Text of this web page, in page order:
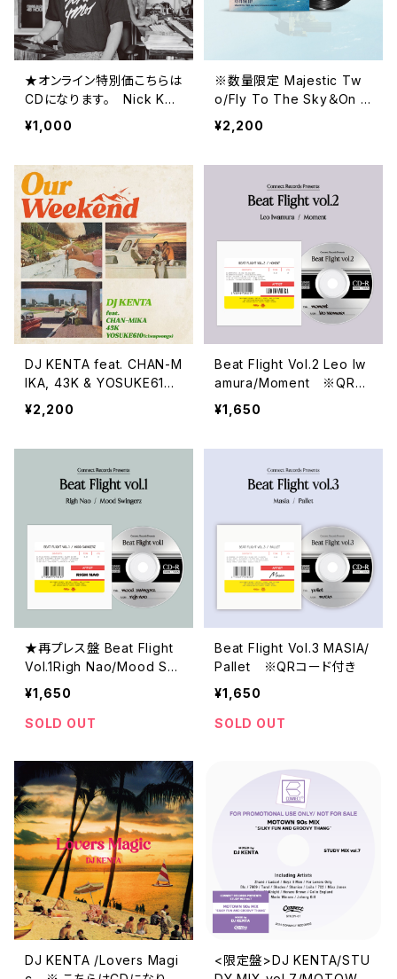
★オンライン特別価こちらは
CDになります。 Nick Kur
osawa + Ohtoro/LOVEV
OL
¥1,000
※数量限定 Majestic Tw
o/Fly To The Sky＆On T
he Road
¥2,200
DJ KENTA feat. CHAN-M
IKA, 43K & YOSUKE610
(cheapsongs)/Our Wee
kend
¥2,200
Beat Flight Vol.2 Leo Iw
amura/Moment ※QRコ
ード付き
¥1,650
★再プレス盤 Beat Flight
Vol.1Righ Nao/Mood Swi
ngerzh ※QRコード付き
¥1,650
SOLD OUT
Beat Flight Vol.3 MASIA/
Pallet ※QRコード付き
¥1,650
SOLD OUT
DJ KENTA /Lovers Magi
<限定盤>DJ KENTA/STU